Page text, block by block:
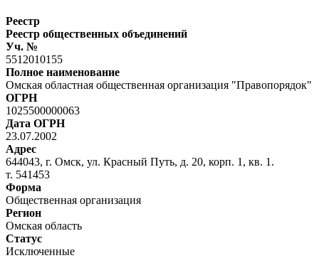
Реестр
Реестр общественных объединений
Уч. №
5512010155
Полное наименование
Омская областная общественная организация "Правопорядок"
ОГРН
1025500000063
Дата ОГРН
23.07.2002
Адрес
644043, г. Омск, ул. Красный Путь, д. 20, корп. 1, кв. 1.
т. 541453
Форма
Общественная организация
Регион
Омская область
Статус
Исключенные